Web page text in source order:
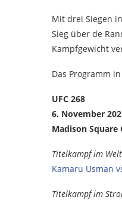
Mit drei Siegen
Sieg über de
Kampfgewicht
Das Programm
UFC 268
6. November
Madison Square
Titelkampf im
Kamaru Usman
Titelkampf im